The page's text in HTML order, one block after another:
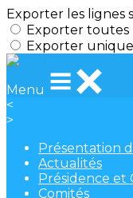
Exporter les lignes
Exporter toutes
Exporter
Menu
<
>
Présentation
Actualités
Présidence et
Comités